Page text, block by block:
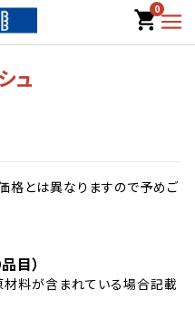
0
ュ
格とは異なりますので予めご
目）
材料が含まれている場合記載